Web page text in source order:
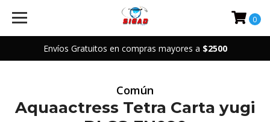
Envíos Gratuitos en compras mayores a $2500
0
Común
Aquaactress Tetra Carta yugi